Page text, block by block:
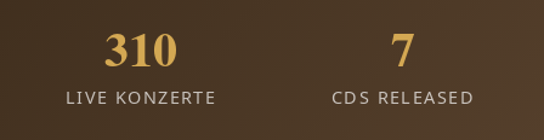
311
LIVE KONZERTE
8
CDS RELEASED